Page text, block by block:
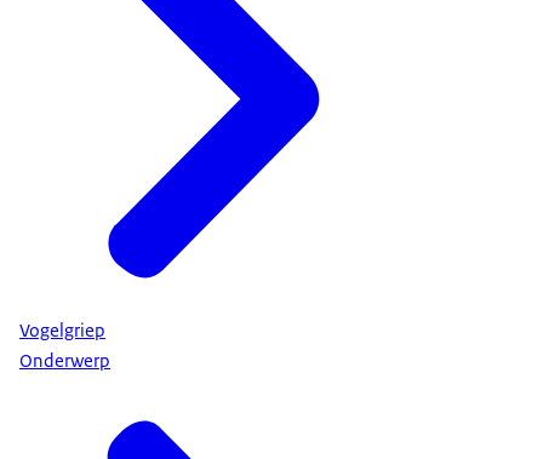
Vogelgriep
Onderwerp